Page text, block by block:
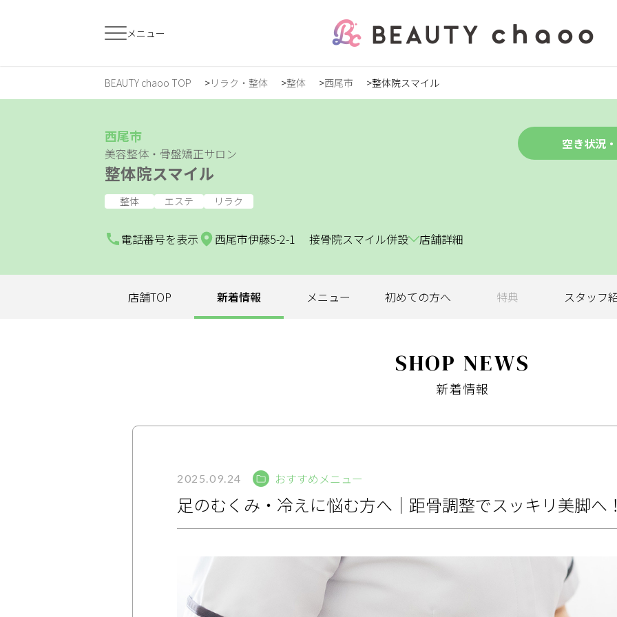
メニュー
すでに会員の方 はじめてご利用の方
ジャンルで探す
ネイル・まつげ エステ
スクール・
トレーニング
利用規約
サイトマップ
お知らせ
BEAUTY chaoo TOP リラク・整体 整体 西尾市 整体院スマイル
西尾市
美容整体・骨盤矯正サロン
整体院スマイル
整体 エステ リラク
空き状況
電話番号を表示 西尾市伊藤5-2-1 接骨院スマイル併設 店舗詳細
店舗TOP 新着情報 メニュー 初めての方へ 特典 スタッフ
SHOP NEWS
新着情報
2025.09.24 おすすめメニュー
足のむくみ・冷えに悩む方へ｜距骨調整でスッキリ美脚へ